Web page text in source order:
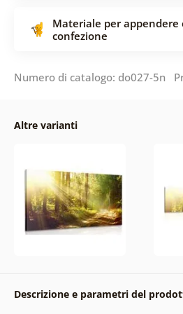
Materiale per
confezione
Numero di catalogo: do027-5n
Altre varianti
Descrizione e parametri del